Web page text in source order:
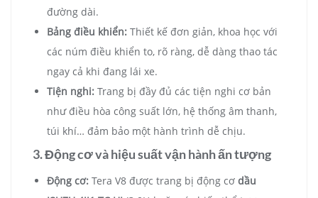
đường dài.
Bảng điều khiển: Thiết kế đơn giản, khoa học với
các núm điều khiển to, rõ ràng, dễ dàng thao tác
ngay cả khi đang lái xe.
Tiện nghi: Trang bị đầy đủ các tiện nghi cơ bản
như điều hòa công suất lớn, hệ thống âm thanh,
túi khí… đảm bảo một hành trình dễ chịu.
3. Động cơ và hiệu suất vận hành ấn tượng
Động cơ: Tera V8 được trang bị động cơ dầu